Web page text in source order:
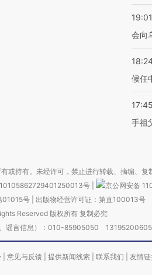
19:01
会向
候任
17:45
手祖
持有。未经许可，禁止进行转载、摘编、复
号
京公网安备
01015号| 出版物经营许可证：第直100013号
Reserved 版权所有 复制必究
谣言信息）：010-85905050
意见与反馈 提供新闻线索 联系我们 友情